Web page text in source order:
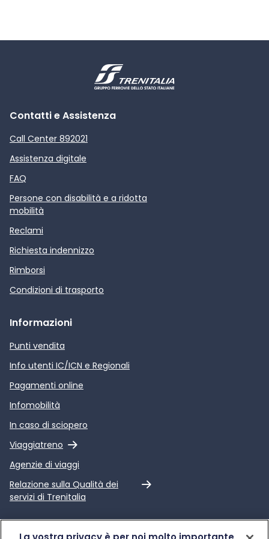
Contatti e Assistenza
Call Center 892021
Assistenza digitale
FAQ
Persone con disabilità e a ridotta
mobilità
Reclami
Richiesta indennizzo
Rimborsi
Condizioni di trasporto
Informazioni
Punti vendita
Info utenti IC/ICN e Regionali
Pagamenti online
Infomobilità
In caso di sciopero
Viaggiatreno
Link esterno
Agenzie di viaggi
Relazione sulla Qualità dei
servizi di Trenitalia
Link esterno